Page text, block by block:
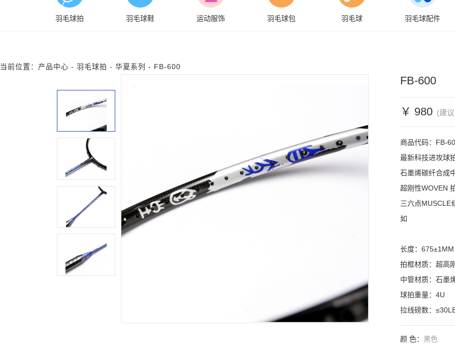
羽毛球拍 羽毛球鞋 运动服饰 羽毛球包 羽毛球 羽毛球配件
当前位置： 产品中心 - 羽毛球拍 - 华夏系列 - FB-600
FB-600
￥ 980(建议
商品代码：FB-
最新科技进攻球
石墨烯碳纤合成
超刚性WOVEN
三六点MUSCLE
如
长度：675±1MM
拍框材质：超高
中管材质：石墨
球拍重量：4U
拉线磅数：
颜 色： 黑色